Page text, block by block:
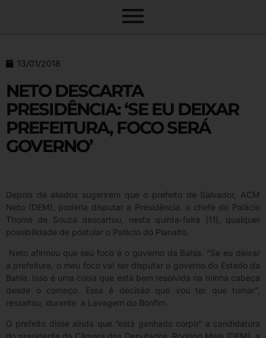
13/01/2018
NETO DESCARTA
PRESIDÊNCIA: ‘SE EU DEIXAR
PREFEITURA, FOCO SERÁ
GOVERNO’
Depois de aliados sugerirem que o prefeito de Salvador, ACM
Neto (DEM), poderia disputar a Presidência, o chefe do Palácio
Thomé de Souza descartou, nesta quinta-feira (11), qualquer
possibilidade de postular o Palácio do Planalto.
Neto afirmou que seu foco é o governo da Bahia. “Se eu deixar
a prefeitura, o meu foco vai ser disputar o governo do Estado da
Bahia. Isso é uma coisa que está bem resolvida na minha cabeça
desde o começo. Essa é decisão que vou ter que tomar”,
ressaltou, durante a Lavagem do Bonfim.
O prefeito disse ainda que “está ganhado corpo” a candidatura